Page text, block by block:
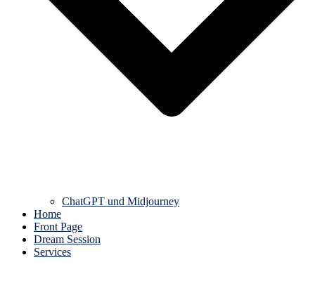
ChatGPT und Midjourney
Home
Front Page
Dream Session
Services